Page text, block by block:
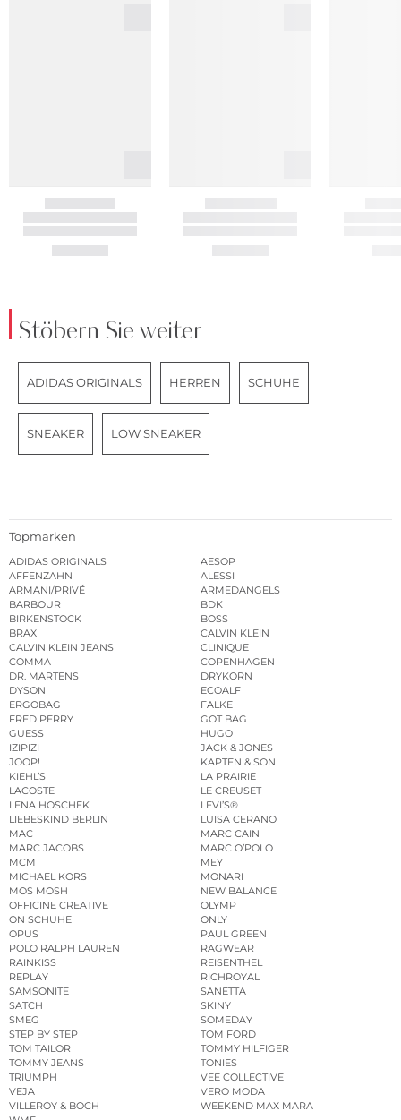
Stöbern Sie weiter
ADIDAS ORIGINALS HERREN SCHUHE
SNEAKER LOW SNEAKER
Topmarken
ADIDAS ORIGINALS
AESOP
AFFENZAHN
ALESSI
ARMANI/PRIVÉ
ARMEDANGELS
BARBOUR
BDK
BIRKENSTOCK
BOSS
BRAX
CALVIN KLEIN
CALVIN KLEIN JEANS
CLINIQUE
COMMA
COPENHAGEN
DR. MARTENS
DRYKORN
DYSON
ECOALF
ERGOBAG
FALKE
FRED PERRY
GOT BAG
GUESS
HUGO
IZIPIZI
JACK & JONES
JOOP!
KAPTEN & SON
KIEHL’S
LA PRAIRIE
LACOSTE
LE CREUSET
LENA HOSCHEK
LEVI’S®
LIEBESKIND BERLIN
LUISA CERANO
MAC
MARC CAIN
MARC JACOBS
MARC O’POLO
MCM
MEY
MICHAEL KORS
MONARI
MOS MOSH
NEW BALANCE
OFFICINE CREATIVE
OLYMP
ON SCHUHE
ONLY
OPUS
PAUL GREEN
POLO RALPH LAUREN
RAGWEAR
RAINKISS
REISENTHEL
REPLAY
RICHROYAL
SAMSONITE
SANETTA
SATCH
SKINY
SMEG
SOMEDAY
STEP BY STEP
TOM FORD
TOM TAILOR
TOMMY HILFIGER
TOMMY JEANS
TONIES
TRIUMPH
VEE COLLECTIVE
VEJA
VERO MODA
VILLEROY & BOCH
WEEKEND MAX MARA